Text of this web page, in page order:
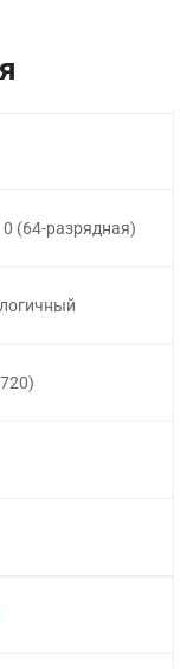
(64-разрядная)